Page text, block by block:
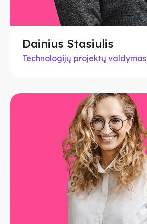
Dainius Stasiulis
Technologijų projektų valdymas